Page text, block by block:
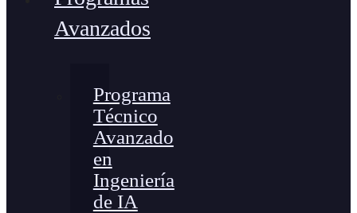
Avanzados
Programa
Técnico
Avanzado
en
Ingeniería
de IA